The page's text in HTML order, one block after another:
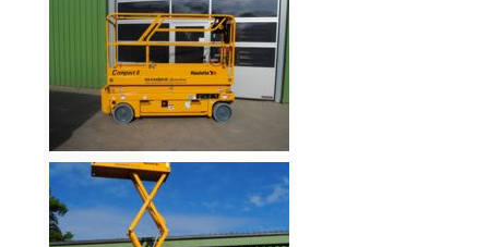
Anbaugeräte
Sonstiges
Sonderaktionen
Aktionen
Angebote